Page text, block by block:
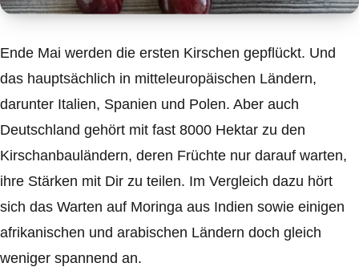
Ende Mai werden die ersten Kirschen gepflückt. Und
das hauptsächlich in mitteleuropäischen Ländern,
darunter Italien, Spanien und Polen. Aber auch
Deutschland gehört mit fast 8000 Hektar zu den
Kirschanbauländern, deren Früchte nur darauf warten,
ihre Stärken mit Dir zu teilen. Im Vergleich dazu hört
sich das Warten auf Moringa aus Indien sowie einigen
afrikanischen und arabischen Ländern doch gleich
weniger spannend an.